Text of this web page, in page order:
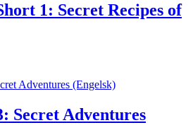
1: Secret Recipes of
Secret Adventures